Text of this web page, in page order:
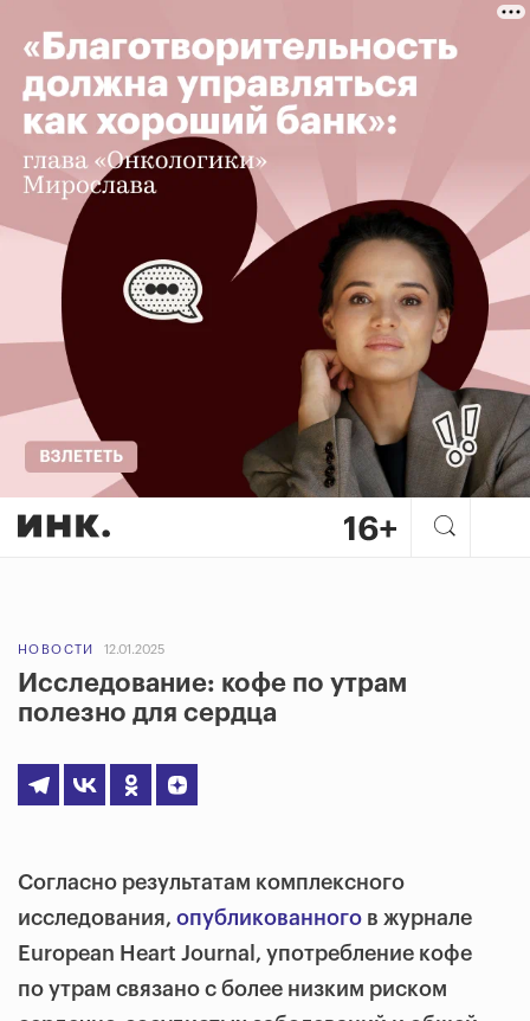
НОВОСТИ 12.01.2025
Исследование: кофе по утрам
полезно для сердца
Согласно результатам комплексного
исследования, опубликованного в журнале
European Heart Journal, употребление кофе
по утрам связано с более низким риском